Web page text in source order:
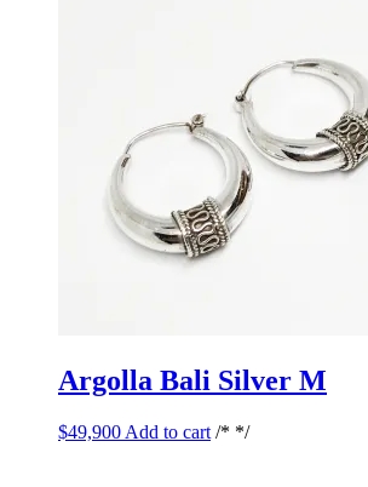
Argolla Bali Silver M
$49,900 Add to cart /* */